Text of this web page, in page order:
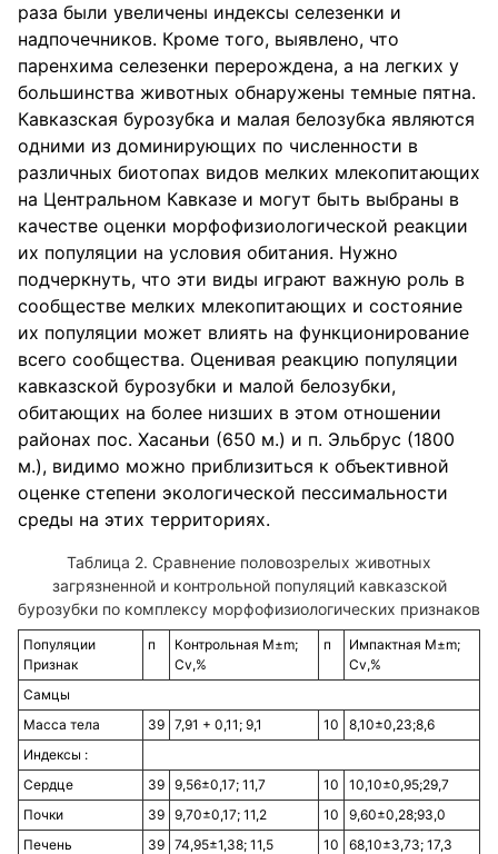
раза были увеличены индексы селезенки и
надпочечников. Кроме того, выявлено, что
паренхима селезенки перерождена, а на легких у
большинства животных обнаружены темные пятна.
Кавказская бурозубка и малая белозубка являются
одними из доминирующих по численности в
различных биотопах видов мелких млекопитающих
на Центральном Кавказе и могут быть выбраны в
качестве оценки морфофизиологической реакции
их популяции на условия обитания. Нужно
подчеркнуть, что эти виды играют важную роль в
сообществе мелких млекопитающих и состояние
их популяции может влиять на функционирование
всего сообщества. Оценивая реакцию популяции
кавказской бурозубки и малой белозубки,
обитающих на более низших в этом отношении
районах пос. Хасаньи (650 м.) и п. Эльбрус (1800
м.), видимо можно приблизиться к объективной
оценке степени экологической пессимальности
среды на этих территориях.
Сравнение половозрелых животных
загрязненной и контрольной популяций кавказской
бурозубки по комплексу морфофизиологических признаков
Популяции
Признак
п
Контрольная M±m;
Cv,%
п
Импактная M±m;
Cv,%
Самцы
Масса тела
39 7,91 + 0,11; 9,1 10
8,10±0,23;8,6
Индексы :
Сердце
39 9,56±0,17; 11,7 10
10,10±0,95;29,7
Почки
39 9,70±0,17; 11,2 10
9,60±0,28;93,0
Печень
39 74,95±1,38; 11,5 10
68,10±3,73; 17,3